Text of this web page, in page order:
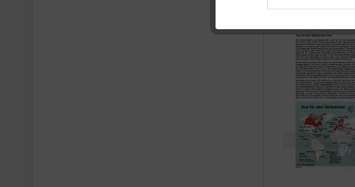
Personalisierung